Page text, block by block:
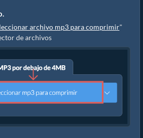
archivo mp3 para comprimir"
de archivos